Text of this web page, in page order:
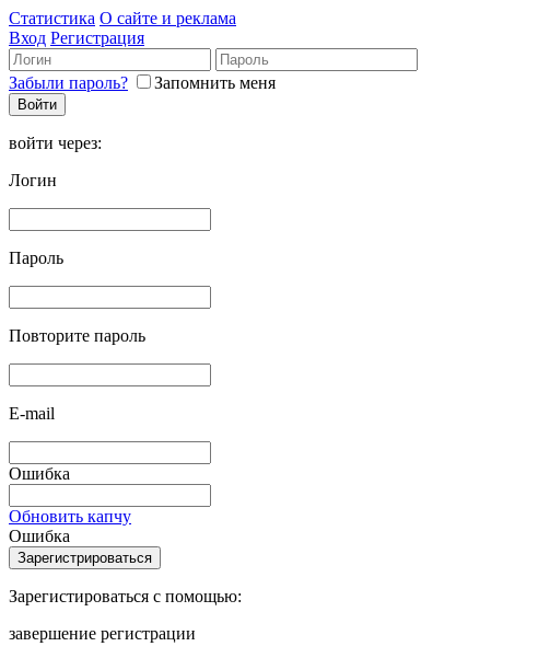
Статистика О сайте и реклама
Вход Регистрация
Забыли пароль? Запомнить меня
войти через:
Логин
Пароль
Повторите пароль
E-mail
Ошибка
Обновить капчу
Ошибка
Зарегистироваться с помощью:
завершение регистрации